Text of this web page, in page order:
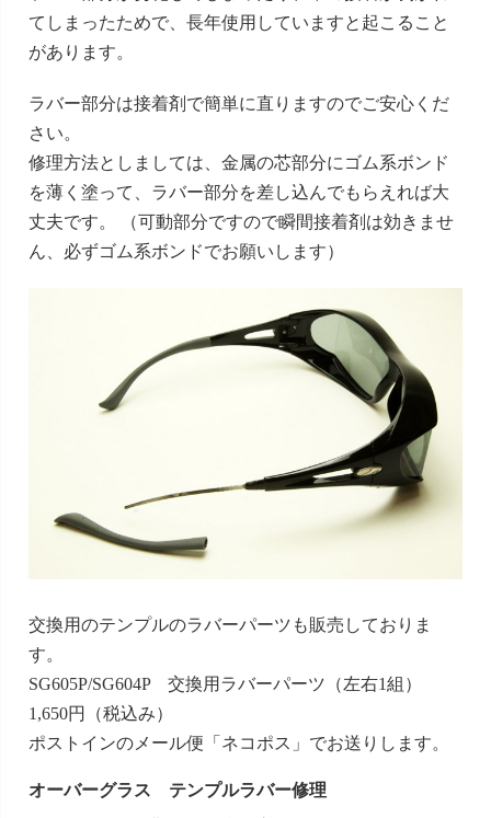
てしまったためで、長年使用していますと起こること
があります。
ラバー部分は接着剤で簡単に直りますのでご安心くだ
さい。
修理方法としましては、金属の芯部分にゴム系ボンド
を薄く塗って、ラバー部分を差し込んでもらえれば大
丈夫です。 （可動部分ですので瞬間接着剤は効きませ
ん、必ずゴム系ボンドでお願いします）
交換用のテンプルのラバーパーツも販売しておりま
す。
SG605P/SG604P 交換用ラバーパーツ（左右1組）
1,650円（税込み）
ポストインのメール便「ネコポス」でお送りします。
オーバーグラス テンプルラバー修理